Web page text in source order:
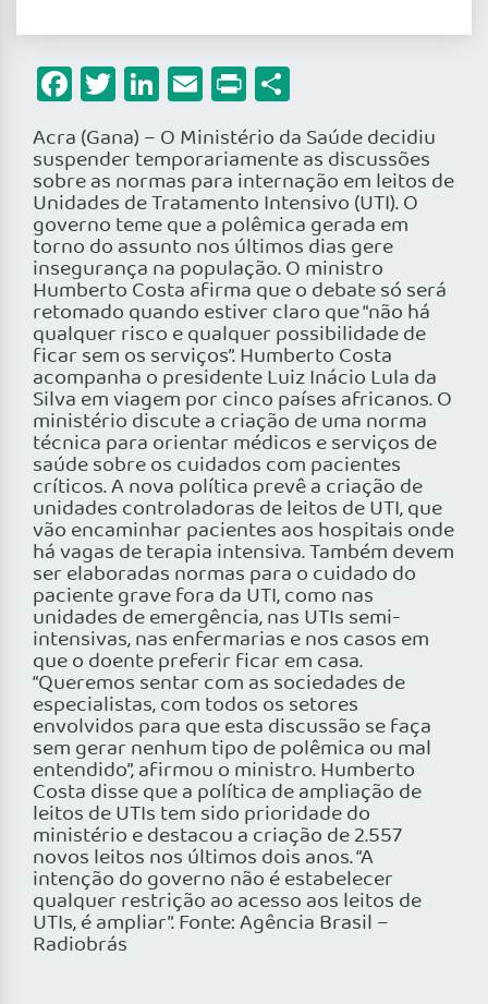
Facebook
Twitter
LinkedIn
Email
Print
Acra (Gana) – O Ministério da Saúde decidiu
suspender temporariamente as discussões
sobre as normas para internação em leitos de
Unidades de Tratamento Intensivo (UTI). O
governo teme que a polêmica gerada em
torno do assunto nos últimos dias gere
insegurança na população. O ministro
Humberto Costa afirma que o debate só será
retomado quando estiver claro que “não há
qualquer risco e qualquer possibilidade de
ficar sem os serviços”. Humberto Costa
acompanha o presidente Luiz Inácio Lula da
Silva em viagem por cinco países africanos. O
ministério discute a criação de uma norma
técnica para orientar médicos e serviços de
saúde sobre os cuidados com pacientes
críticos. A nova política prevê a criação de
unidades controladoras de leitos de UTI, que
vão encaminhar pacientes aos hospitais onde
há vagas de terapia intensiva. Também devem
ser elaboradas normas para o cuidado do
paciente grave fora da UTI, como nas
unidades de emergência, nas UTIs semi-
intensivas, nas enfermarias e nos casos em
que o doente preferir ficar em casa.
“Queremos sentar com as sociedades de
especialistas, com todos os setores
envolvidos para que esta discussão se faça
sem gerar nenhum tipo de polêmica ou mal
entendido”, afirmou o ministro. Humberto
Costa disse que a política de ampliação de
leitos de UTIs tem sido prioridade do
ministério e destacou a criação de 2.557
novos leitos nos últimos dois anos. “A
intenção do governo não é estabelecer
qualquer restrição ao acesso aos leitos de
UTIs, é ampliar”. Fonte: Agência Brasil –
Radiobrás